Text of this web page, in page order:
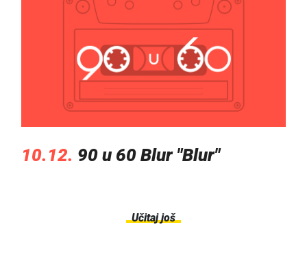
10.12. 90 u 60 Blur "Blur"
Učitaj još